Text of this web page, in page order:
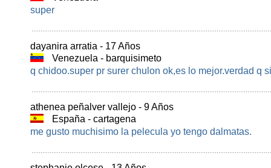
super
dayanira arratia - 17 Años
Venezuela - barquisimeto
q chidoo.super pr surer chulon ok,es lo mejor.verdad q
athenea peñalver vallejo - 9 Años
España - cartagena
me gusto muchisimo la pelecula yo tengo dalmatas.